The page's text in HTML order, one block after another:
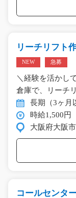
リーチリフト
NEW 急募
＼経験を活かし
倉庫で、リーチ
長期（3ヶ月
時給1,500円
大阪府大阪
コールセンタ